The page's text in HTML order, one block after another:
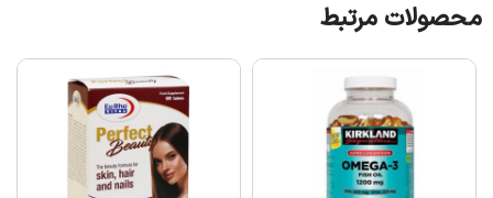
محصولات مرتبط